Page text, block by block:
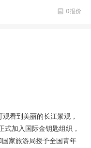
0报价
看到美丽的长江景观，
加入国际金钥匙组织，
家旅游局授予全国青年